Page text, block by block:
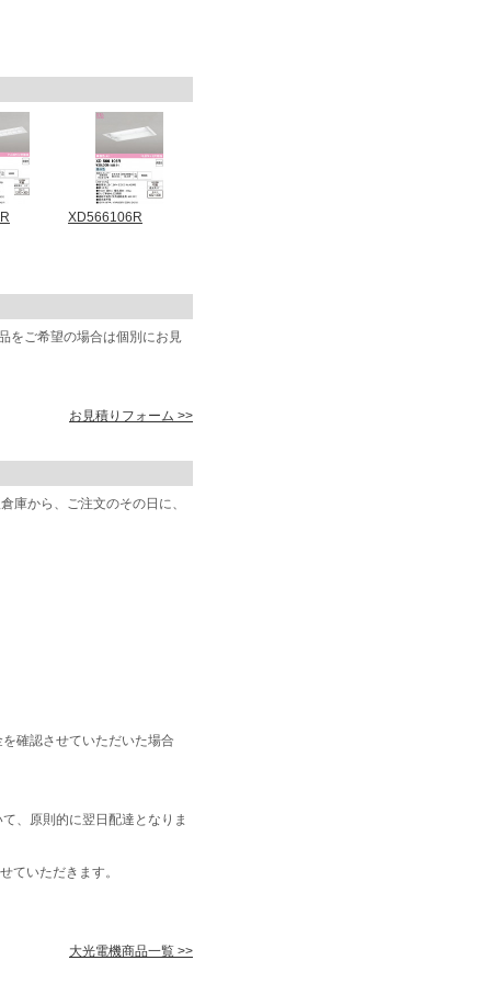
XD566106R
をご希望の場合は個別にお見
お見積りフォーム >>
から、ご注文のその日に、
確認させていただいた場合
、原則的に翌日配達となりま
ていただきます。
大光電機商品一覧 >>